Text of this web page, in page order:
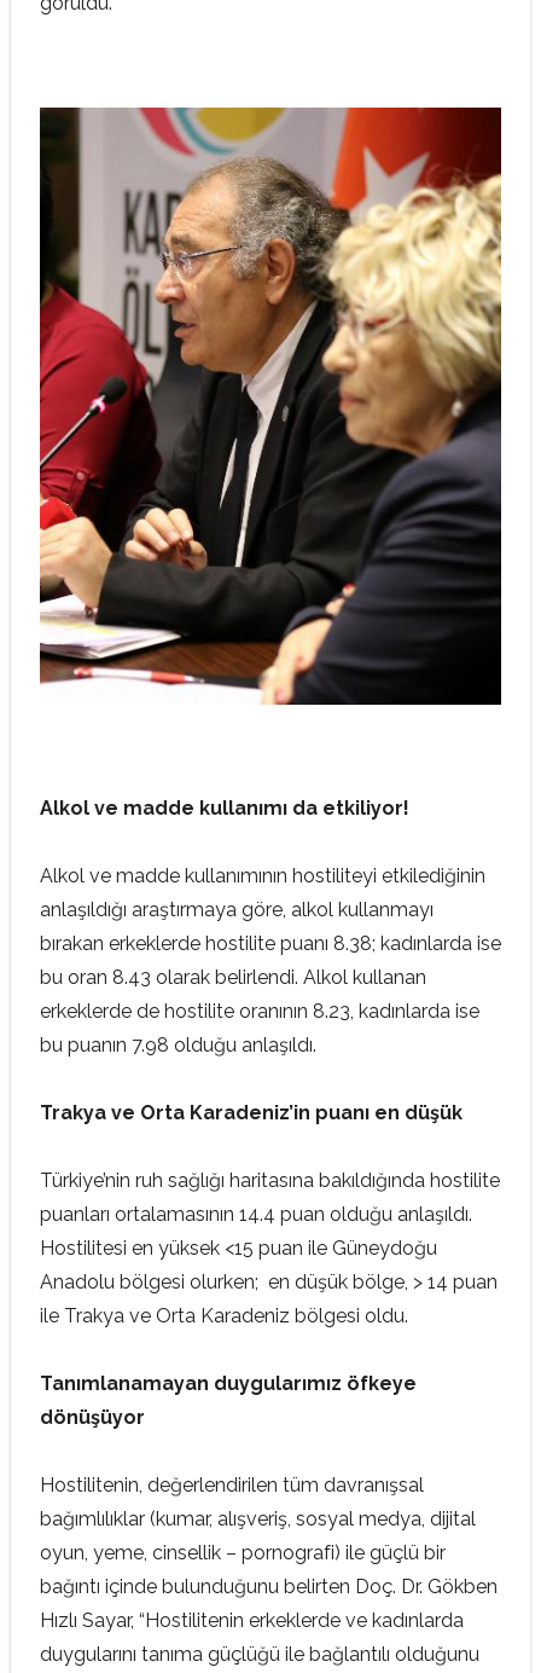
Alkol ve madde kullanımı da etkiliyor!
Alkol ve madde kullanımının hostiliteyi etkilediğinin
anlaşıldığı araştırmaya göre, alkol kullanmayı
bırakan erkeklerde hostilite puanı 8.38; kadınlarda ise
bu oran 8.43 olarak belirlendi. Alkol kullanan
erkeklerde de hostilite oranının 8.23, kadınlarda ise
bu puanın 7.98 olduğu anlaşıldı.
Trakya ve Orta Karadeniz’in puanı en düşük
Türkiye’nin ruh sağlığı haritasına bakıldığında hostilite
puanları ortalamasının 14.4 puan olduğu anlaşıldı.
Hostilitesi en yüksek <15 puan ile Güneydoğu
Anadolu bölgesi olurken; en düşük bölge, > 14 puan
ile Trakya ve Orta Karadeniz bölgesi oldu.
Tanımlanamayan duygularımız öfkeye
dönüşüyor
Hostilitenin, değerlendirilen tüm davranışsal
bağımlılıklar (kumar, alışveriş, sosyal medya, dijital
oyun, yeme, cinsellik – pornografi) ile güçlü bir
bağıntı içinde bulunduğunu belirten Doç. Dr. Gökben
Hızlı Sayar, “Hostilitenin erkeklerde ve kadınlarda
duygularını tanıma güçlüğü ile bağlantılı olduğunu